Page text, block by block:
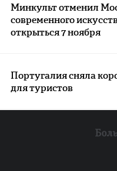
Минкульт отменил
современного
открыться 7 ноября
Португалия сняла
для туристов